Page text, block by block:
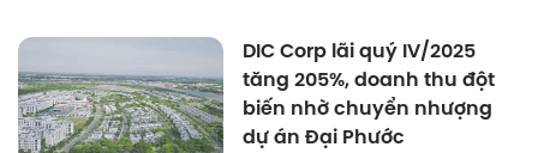
DIC Corp lãi quý IV/2025
tăng 205%, doanh thu đột
biến nhờ chuyển nhượng
dự án Đại Phước